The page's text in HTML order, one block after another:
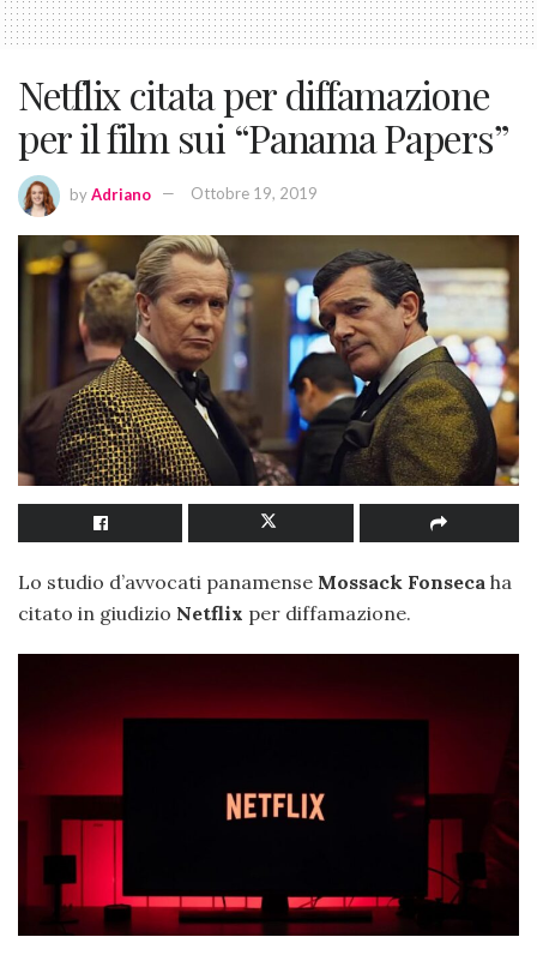
Netflix citata per diffamazione
per il film sui “Panama Papers”
byAdriano Ottobre 19, 2019
Lo studio d’avvocati panamense Mossack Fonseca ha
citato in giudizio Netflix per diffamazione.